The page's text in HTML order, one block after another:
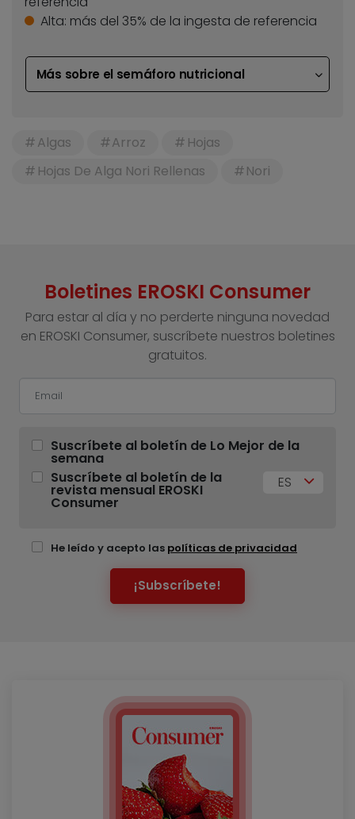
Alta: más del 35% de la ingesta de referencia
Más sobre el semáforo nutricional
Algas Arroz
Hojas
Hojas De Alga Nori Rellenas
Nori
Boletines EROSKI Consumer
Para estar al día y no perderte ninguna novedad
en EROSKI Consumer, suscríbete nuestros boletines
gratuitos.
Suscríbete al boletín de Lo Mejor de la
semana
Suscríbete al boletín de la
revista mensual EROSKI
Consumer
ES
He leído y acepto las políticas de privacidad
¡Subscríbete!